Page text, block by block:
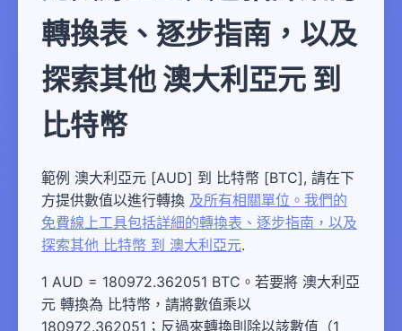
轉換表、逐步指南，以及
探索其他 澳大利亞元 到
比特幣
範例 澳大利亞元 [AUD] 到 比特幣 [BTC], 請在下
方提供數值以進行轉換 及所有相關單位。我們的
免費線上工具包括詳細的轉換表、逐步指南，以及
探索其他 比特幣 到 澳大利亞元.
1 AUD = 180972.362051 BTC。若要將 澳大利亞
元 轉換為 比特幣，請將數值乘以
180972.362051；反過來轉換則除以該數值（1